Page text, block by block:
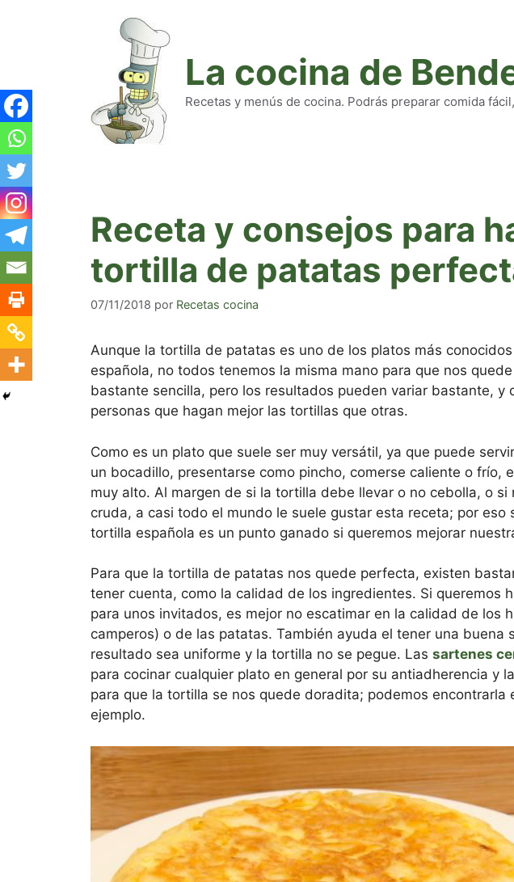
La cocina de
Recetas y menús de cocina. Podrás preparar comida
Receta y consejos para
tortilla de patatas
07/11/2018 por Recetas cocina
Aunque la tortilla de patatas es uno de los platos más
española, no todos tenemos la misma mano para que nos
bastante sencilla, pero los resultados pueden variar bastante, y
personas que hagan mejor las tortillas que otras.
Como es un plato que suele ser muy versátil, ya que puede
un bocadillo, presentarse como pincho, comerse caliente o frío,
muy alto. Al margen de si la tortilla debe llevar o no cebolla, o si
cruda, a casi todo el mundo le suele gustar esta receta; por eso
tortilla española es un punto ganado si queremos mejorar
Para que la tortilla de patatas nos quede perfecta, existen
tener cuenta, como la calidad de los ingredientes. Si queremos
para unos invitados, es mejor no escatimar en la calidad de los
camperos) o de las patatas. También ayuda el tener una buena
resultado sea uniforme y la tortilla no se pegue. Las sartenes
para cocinar cualquier plato en general por su antiadherencia y
para que la tortilla se nos quede doradita; podemos encontrarla
ejemplo.